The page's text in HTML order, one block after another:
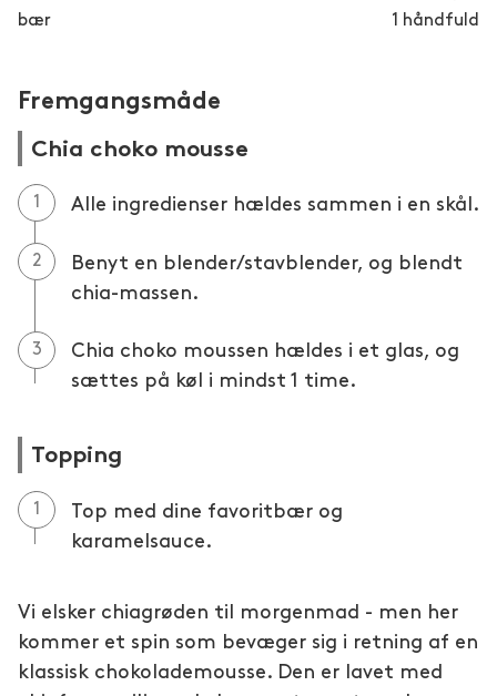
bær
1 håndfuld
Fremgangsmåde
Chia choko mousse
Alle ingredienser hældes sammen i en skål.
Benyt en blender/stavblender, og blendt
chia-massen.
Chia choko moussen hældes i et glas, og
sættes på køl i mindst 1 time.
Topping
Top med dine favoritbær og
karamelsauce.
Vi elsker chiagrøden til morgenmad - men her
kommer et spin som bevæger sig i retning af en
klassisk chokolademousse. Den er lavet med